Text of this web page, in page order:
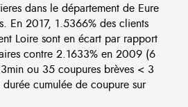
dans le département de Eure
En 2017, 1.5366% des clients
Loire sont en écart par rapport
contre 2.1633% en 2009 (6
ou 35 coupures brèves < 3
cumulée de coupure sur